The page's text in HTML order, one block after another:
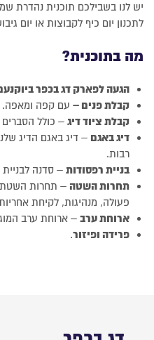
יש לנו בשבילכם תוכנית נהדרת
לתכנון יום כיף לקבוצות או יום
מה בתוכנית?
הגעה לפארק דג בכפר
קבלת פנים – עם קפה ומאפה.
קבלת ציוד דיג – כולל
דיג באגם
רבות.
בניית רפסודות – סדנה
תחרות השטה – תחרות השטת
פעולה, מנהיגות, לקיחת
ארוחת ערב – ארוחת ערב
פרידה ופיזור.